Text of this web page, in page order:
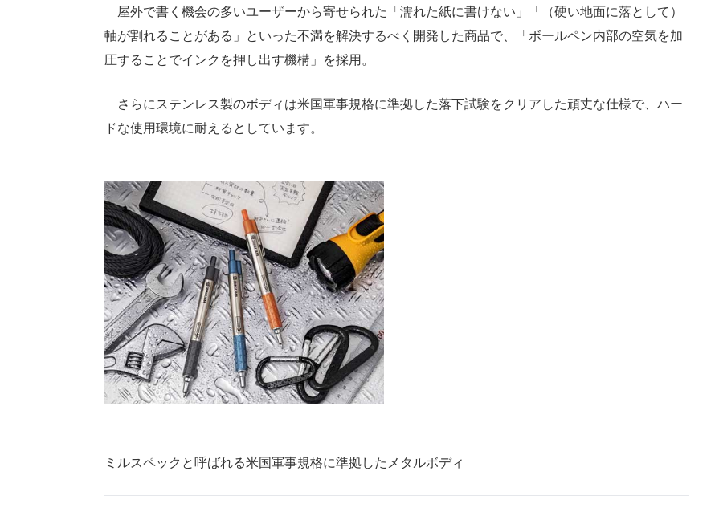
屋外で書く機会の多いユーザーから寄せられた「濡れた紙に書けない」「（硬い地面に落として）
軸が割れることがある」といった不満を解決するべく開発した商品で、「ボールペン内部の空気を加
圧することでインクを押し出す機構」を採用。
さらにステンレス製のボディは米国軍事規格に準拠した落下試験をクリアした頑丈な仕様で、ハー
ドな使用環境に耐えるとしています。
ミルスペックと呼ばれる米国軍事規格に準拠したメタルボディ